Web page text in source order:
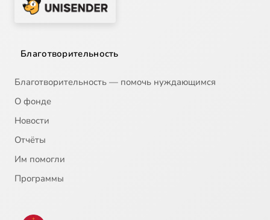
Благотворительность
Благотворительность — помочь нуждающимся
О фонде
Новости
Отчёты
Им помогли
Программы